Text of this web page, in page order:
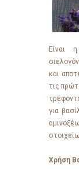
Είναι
και
τις
για
Χρήση